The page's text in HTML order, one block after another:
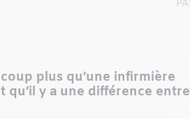
plus qu’une infirmière
qu’il y a une différence entre